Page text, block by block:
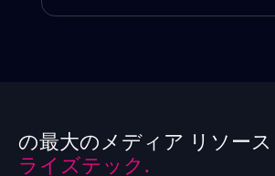
の最大のメディア リソース
ライズテック.